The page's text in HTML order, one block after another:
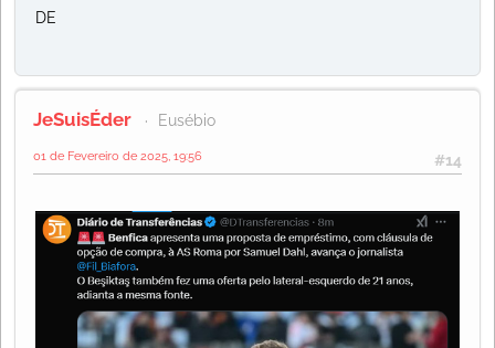
DE
JeSuisÉder Eusébio
#14
01 de Fevereiro de 2025, 19:56